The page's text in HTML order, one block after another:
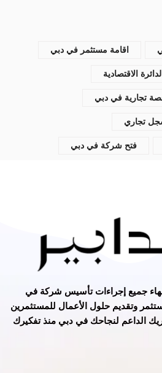
اقامة مستثمر في دبي
الدائرة الاقتصادية
تجارية في دبي
تجاري
فتح شركة في دبي
جميع إجراءات تأسيس شركة في
وتقديم حلول الأعمال للمستثمرين
الداعم لنجاحك في دبي منذ تفكيرك